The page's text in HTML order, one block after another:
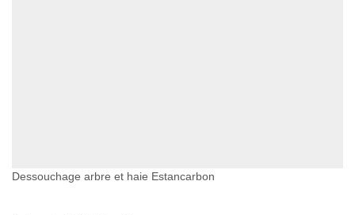
Dessouchage arbre et haie Estancarbon